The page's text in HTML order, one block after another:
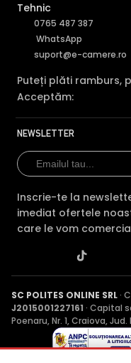
Tehnic
0765 487 387
WhatsApp
suport@e-camere.ro
Puteți plăti ramburs,
Acceptăm:
NEWSLETTER
Inscrie-te la
imediat ofertele
care le vom
SC POLITES ONLINE SRL·
J2015001227161 · Capital
Poenaru, Nr. 1, Craiova, Jud.